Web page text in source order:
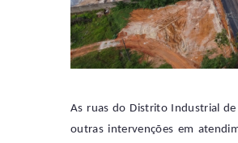
As ruas do Distrito Industrial
outras intervenções em